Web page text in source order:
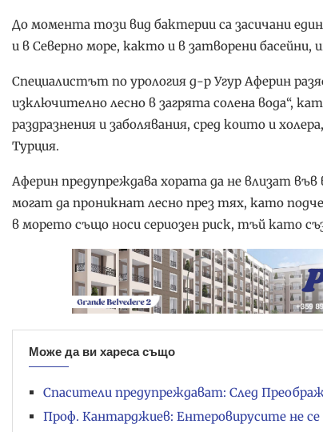
До момента този вид бактерии са засичани
и в Северно море, както и в затворени басейни,
Специалистът по урология д-р Угур Аферин
изключително лесно в загрята солена вода“,
раздразнения и заболявания, сред които и
Турция.
Аферин предупреждава хората да не влизат
могат да проникнат лесно през тях, като
в морето също носи сериозен риск, тъй като
Може да ви хареса също
Спасители предупреждават: След
Проф. Кантарджиев: Ентеровирусите не се